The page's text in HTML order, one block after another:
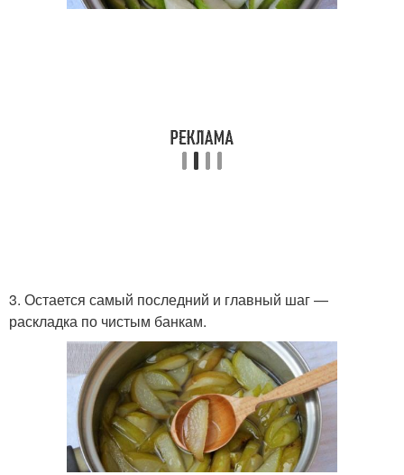
3. Остается самый последний и главный шаг —
раскладка по чистым банкам.